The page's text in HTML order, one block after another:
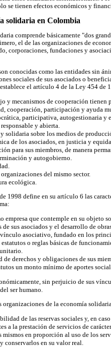
se tienen efectos económicos y
solidaria en Colombia
comprende básicamente "dos
el de las organizaciones de
corporaciones, fundaciones y
conocidas como las entidades sin
sociales de sus asociados o
el artículo 4 de la Ley 454 de
y mecanismos de cooperación
cooperación, participación y ayuda
participativa, autogestionaria y
y abierta.
solidaria sobre los medios de
de los asociados, en justicia y
para sus miembros, de manera
y autogobierno.
del mismo sector.
ecológica.
1998 define en su artículo 6 las
empresa que contemple en su
de sus asociados y el desarrollo de
asociativo, fundado en los
o reglas básicas de
de derechos y obligaciones de sus
un monto mínimo de aportes
sin perjuicio de sus
ser humano.
organizaciones de la economía
de las reservas sociales y, en
a la prestación de servicios de
mismos en proporción al uso de los
conservarlos en su valor real.